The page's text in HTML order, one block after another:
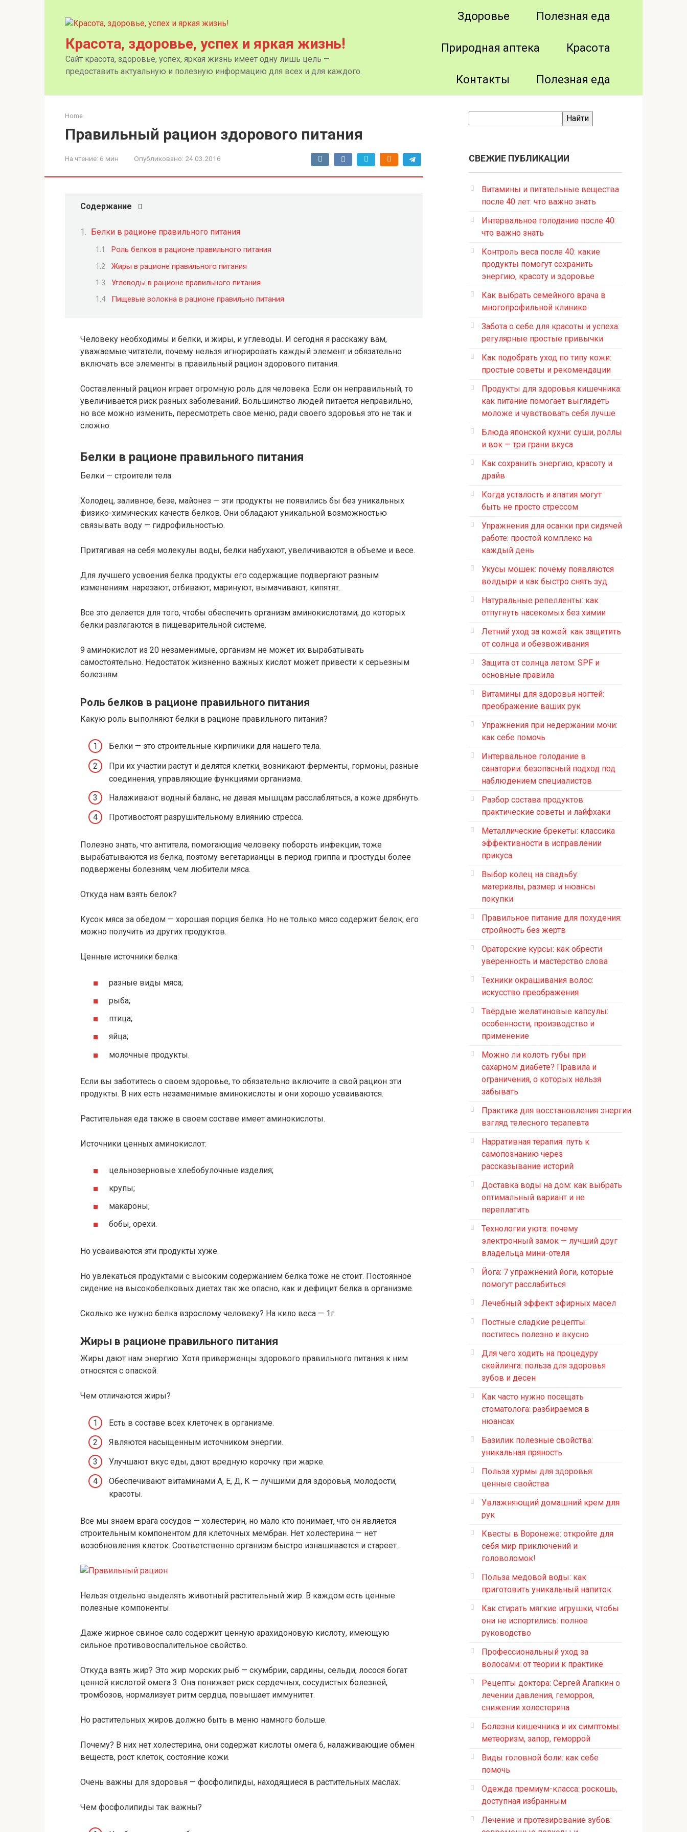
Красота, здоровье, успех и яркая жизнь!
Сайт красота, здоровье, успех, яркая жизнь имеет одну лишь цель —
предоставить актуальную и полезную информацию для всех и для каждого.
Здоровье Полезная еда
Природная аптека Красота
Контакты Полезная еда
Home
Правильный рацион здорового питания
На чтение: 6 мин Опубликовано: 24.03.2016
Содержание
Белки в рационе правильного питания
Роль белков в рационе правильного питания
Жиры в рационе правильного питания
Углеводы в рационе правильного питания
Пищевые волокна в рационе правильно питания
Человеку необходимы и белки, и жиры, и углеводы. И сегодня я расскажу вам,
уважаемые читатели, почему нельзя игнорировать каждый элемент и обязательно
включать все элементы в правильный рацион здорового питания.
Составленный рацион играет огромную роль для человека. Если он неправильный, то
увеличивается риск разных заболеваний. Большинство людей питается неправильно,
но все можно изменить, пересмотреть свое меню, ради своего здоровья это не так и
сложно.
Белки в рационе правильного питания
Белки — строители тела.
Холодец, заливное, безе, майонез — эти продукты не появились бы без уникальных
физико-химических качеств белков. Они обладают уникальной возможностью
связывать воду — гидрофильностью.
Притягивая на себя молекулы воды, белки набухают, увеличиваются в объеме и весе.
Для лучшего усвоения белка продукты его содержащие подвергают разным
изменениям: нарезают, отбивают, маринуют, вымачивают, кипятят.
Все это делается для того, чтобы обеспечить организм аминокислотами, до которых
белки разлагаются в пищеварительной системе.
9 аминокислот из 20 незаменимые, организм не может их вырабатывать
самостоятельно. Недостаток жизненно важных кислот может привести к серьезным
болезням.
Роль белков в рационе правильного питания
Какую роль выполняют белки в рационе правильного питания?
Белки — это строительные кирпичики для нашего тела.
При их участии растут и делятся клетки, возникают ферменты, гормоны, разные
соединения, управляющие функциями организма.
Налаживают водный баланс, не давая мышцам расслабляться, а коже дрябнуть.
Противостоят разрушительному влиянию стресса.
Полезно знать, что антитела, помогающие человеку побороть инфекции, тоже
вырабатываются из белка, поэтому вегетарианцы в период гриппа и простуды более
подвержены болезням, чем любители мяса.
Откуда нам взять белок?
Кусок мяса за обедом — хорошая порция белка. Но не только мясо содержит белок, его
можно получить из других продуктов.
Ценные источники белка:
разные виды мяса;
рыба;
птица;
яйца;
молочные продукты.
Если вы заботитесь о своем здоровье, то обязательно включите в свой рацион эти
продукты. В них есть незаменимые аминокислоты и они хорошо усваиваются.
Растительная еда также в своем составе имеет аминокислоты.
Источники ценных аминокислот:
цельнозерновые хлебобулочные изделия;
крупы;
макароны;
бобы, орехи.
Но усваиваются эти продукты хуже.
Но увлекаться продуктами с высоким содержанием белка тоже не стоит. Постоянное
сидение на высокобелковых диетах так же опасно, как и дефицит белка в организме.
Сколько же нужно белка взрослому человеку? На кило веса — 1г.
Жиры в рационе правильного питания
Жиры дают нам энергию. Хотя приверженцы здорового правильного питания к ним
относятся с опаской.
Чем отличаются жиры?
Есть в составе всех клеточек в организме.
Являются насыщенным источником энергии.
Улучшают вкус еды, дают вредную корочку при жарке.
Обеспечивают витаминами А, Е, Д, К — лучшими для здоровья, молодости,
красоты.
Все мы знаем врага сосудов — холестерин, но мало кто понимает, что он является
строительным компонентом для клеточных мембран. Нет холестерина — нет
возобновления клеток. Соответственно организм быстро изнашивается и стареет.
Нельзя отдельно выделять животный растительный жир. В каждом есть ценные
полезные компоненты.
Даже жирное свиное сало содержит ценную арахидоновую кислоту, имеющую
сильное противовоспалительное свойство.
Откуда взять жир? Это жир морских рыб — скумбрии, сардины, сельди, лосося богат
ценной кислотой омега 3. Она понижает риск сердечных, сосудистых болезней,
тромбозов, нормализует ритм сердца, повышает иммунитет.
Но растительных жиров должно быть в меню намного больше.
Почему? В них нет холестерина, они содержат кислоты омега 6, налаживающие обмен
веществ, рост клеток, состояние кожи.
Очень важны для здоровья — фосфолипиды, находящиеся в растительных маслах.
Чем фосфолипиды так важны?
СВЕЖИЕ ПУБЛИКАЦИИ
Витамины и питательные вещества
после 40 лет: что важно знать
Интервальное голодание после 40:
что важно знать
Контроль веса после 40: какие
продукты помогут сохранить
энергию, красоту и здоровье
Как выбрать семейного врача в
многопрофильной клинике
Забота о себе для красоты и успеха:
регулярные простые привычки
Как подобрать уход по типу кожи:
простые советы и рекомендации
Продукты для здоровья кишечника:
как питание помогает выглядеть
моложе и чувствовать себя лучше
Блюда японской кухни: суши, роллы
и вок — три грани вкуса
Как сохранить энергию, красоту и
драйв
Когда усталость и апатия могут
быть не просто стрессом
Упражнения для осанки при сидячей
работе: простой комплекс на
каждый день
Укусы мошек: почему появляются
волдыри и как быстро снять зуд
Натуральные репелленты: как
отпугнуть насекомых без химии
Летний уход за кожей: как защитить
от солнца и обезвоживания
Защита от солнца летом: SPF и
основные правила
Витамины для здоровья ногтей:
преображение ваших рук
Упражнения при недержании мочи:
как себе помочь
Интервальное голодание в
санатории: безопасный подход под
наблюдением специалистов
Разбор состава продуктов:
практические советы и лайфхаки
Металлические брекеты: классика
эффективности в исправлении
прикуса
Выбор колец на свадьбу:
материалы, размер и нюансы
покупки
Правильное питание для похудения:
стройность без жертв
Ораторские курсы: как обрести
уверенность и мастерство слова
Техники окрашивания волос:
искусство преображения
Твёрдые желатиновые капсулы:
особенности, производство и
применение
Можно ли колоть губы при
сахарном диабете? Правила и
ограничения, о которых нельзя
забывать
Практика для восстановления энергии:
взгляд телесного терапевта
Нарративная терапия: путь к
самопознанию через
рассказывание историй
Доставка воды на дом: как выбрать
оптимальный вариант и не
переплатить
Технологии уюта: почему
электронный замок — лучший друг
владельца мини-отеля
Йога: 7 упражнений йоги, которые
помогут расслабиться
Лечебный эффект эфирных масел
Постные сладкие рецепты:
поститесь полезно и вкусно
Для чего ходить на процедуру
скейлинга: польза для здоровья
зубов и дёсен
Как часто нужно посещать
стоматолога: разбираемся в
нюансах
Базилик полезные свойства:
уникальная пряность
Польза хурмы для здоровья:
ценные свойства
Увлажняющий домашний крем для
рук
Квесты в Воронеже: откройте для
себя мир приключений и
головоломок!
Польза медовой воды: как
приготовить уникальный напиток
Как стирать мягкие игрушки, чтобы
они не испортились: полное
руководство
Профессиональный уход за
волосами: от теории к практике
Рецепты доктора: Сергей Агапкин о
лечении давления, геморроя,
снижении холестерина
Болезни кишечника и их симптомы:
метеоризм, запор, геморрой
Виды головной боли: как себе
помочь
Одежда премиум-класса: роскошь,
доступная избранным
Лечение и протезирование зубов: